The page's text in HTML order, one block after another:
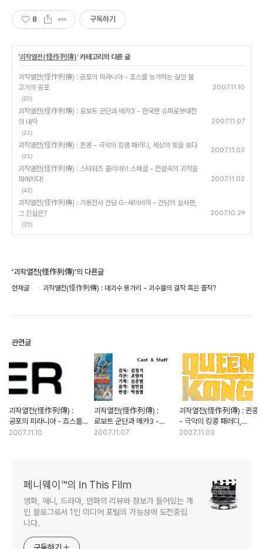
8 구독하기
'괴작열전(怪作列傳)' 카테고리의 다른 글
괴작열전(怪作列傳) : 공포의 피라니아 - 죠스를 능가하는 살인 물
고기의 공포
(20)
2007.11.10
괴작열전(怪作列傳) : 로보트 군단과 메카3 - 한국판 슈퍼로봇대전
의 내막
(21)
2007.11.07
괴작열전(怪作列傳) : 퀸콩 - 극악의 킹콩 패러디, 세상의 빛을 보다
(21)
2007.11.03
괴작열전(怪作列傳) : 스타워즈 홀리데이 스페셜 - 전설속의 괴작을
파헤치다!
(42)
2007.11.02
괴작열전(怪作列傳) : 기동전사 건담 G-세이비어 - 건담의 실사판,
그 진실은?
(35)
2007.10.29
'괴작열전(怪作列傳)'의 다른글
현재글 괴작열전(怪作列傳) : 대괴수 용가리 - 괴수물의 걸작 혹은 졸작?
관련글
괴작열전(怪作列傳) :
공포의 피라니아 - 죠스를
능가하는 살인 물고기의
2007.11.10
괴작열전(怪作列傳) :
로보트 군단과 메카3 -
한국판 슈퍼로봇대전의
2007.11.07
괴작열전(怪作列傳) : 퀸콩
- 극악의 킹콩 패러디,
세상의 빛을 보다
2007.11.03
페니웨이™의 In This Film
영화, 애니, 드라마, 만화의 리뷰와 정보가 들어있는 개
인 블로그로서 1인 미디어 포털의 가능성에 도전중입
니다.
구독하기